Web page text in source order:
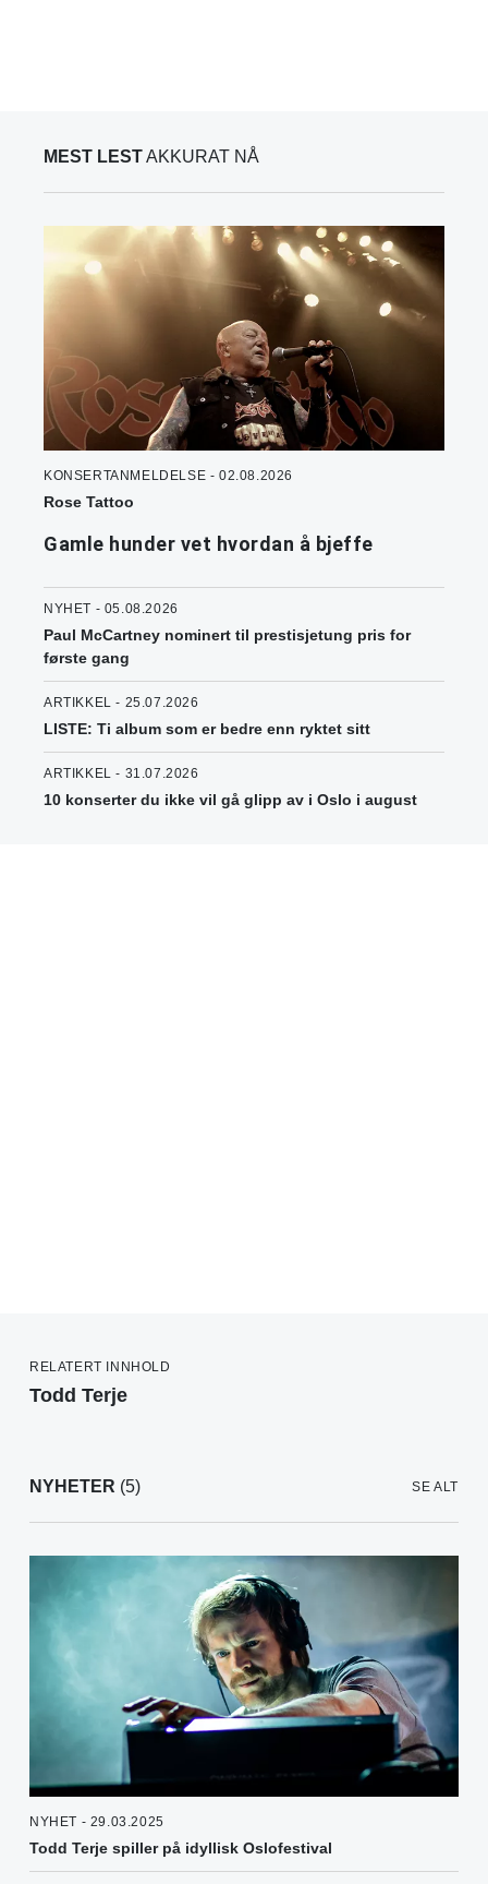
MEST LESTAKKURAT NÅ
KONSERTANMELDELSE - 02.08.2026
Rose Tattoo
Gamle hunder vet hvordan å bjeffe
NYHET - 05.08.2026
Paul McCartney nominert til prestisjetung pris for
første gang
ARTIKKEL - 25.07.2026
LISTE: Ti album som er bedre enn ryktet sitt
ARTIKKEL - 31.07.2026
10 konserter du ikke vil gå glipp av i Oslo i august
RELATERT INNHOLD
Todd Terje
NYHETER (5) SE ALT
NYHET - 29.03.2025
Todd Terje spiller på idyllisk Oslofestival